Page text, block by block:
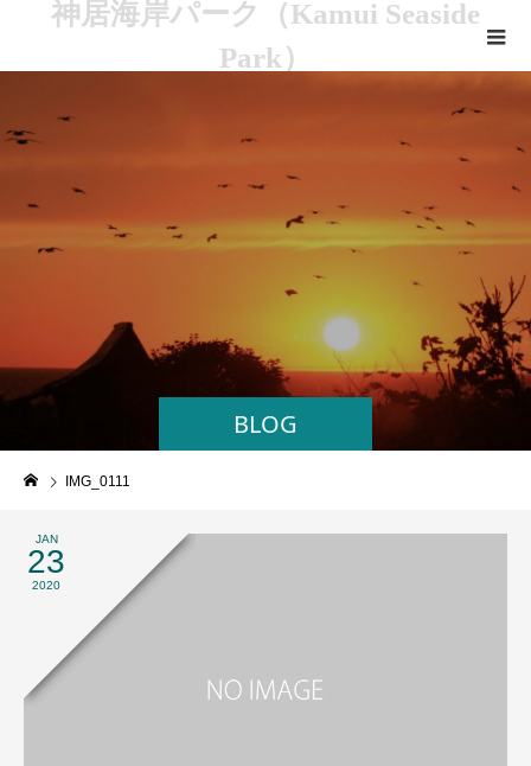
神居海岸パーク（Kamui Seaside
Park）
BLOG
IMG_0111
JAN
23
2020